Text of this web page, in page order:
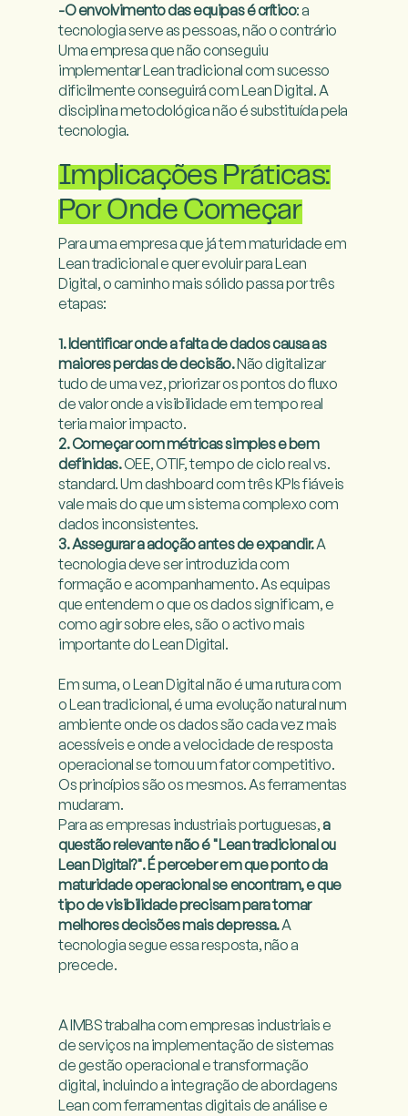
-O envolvimento das equipas é crítico: a
tecnologia serve as pessoas, não o contrário
Uma empresa que não conseguiu
implementar Lean tradicional com sucesso
dificilmente conseguirá com Lean Digital. A
disciplina metodológica não é substituída pela
tecnologia.
Implicações Práticas:
Por Onde Começar
Para uma empresa que já tem maturidade em
Lean tradicional e quer evoluir para Lean
Digital, o caminho mais sólido passa por três
etapas:
1. Identificar onde a falta de dados causa as
maiores perdas de decisão. Não digitalizar
tudo de uma vez, priorizar os pontos do fluxo
de valor onde a visibilidade em tempo real
2. Começar com métricas simples e bem
definidas. OEE, OTIF, tempo de ciclo real vs.
standard. Um dashboard com três KPIs fiáveis
vale mais do que um sistema complexo com
3. Assegurar a adoção antes de expandir. A
tecnologia deve ser introduzida com
formação e acompanhamento. As equipas
que entendem o que os dados significam, e
como agir sobre eles, são o activo mais
importante do Lean Digital.
Em suma, o Lean Digital não é uma rutura com
o Lean tradicional, é uma evolução natural num
ambiente onde os dados são cada vez mais
acessíveis e onde a velocidade de resposta
operacional se tornou um fator competitivo.
Os princípios são os mesmos. As ferramentas
mudaram.
Para as empresas industriais portuguesas, a
questão relevante não é "Lean tradicional ou
Lean Digital?". É perceber em que ponto da
maturidade operacional se encontram, e que
tipo de visibilidade precisam para tomar
melhores decisões mais depressa. A
tecnologia segue essa resposta, não a
precede.
A IMBS trabalha com empresas industriais e
de serviços na implementação de sistemas
de gestão operacional e transformação
digital, incluindo a integração de abordagens
Lean com ferramentas digitais de análise e